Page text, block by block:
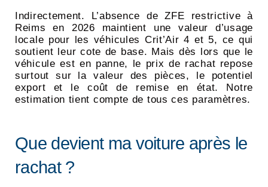
Indirectement. L’absence de ZFE restrictive à
Reims en 2026 maintient une valeur d’usage
locale pour les véhicules Crit’Air 4 et 5, ce qui
soutient leur cote de base. Mais dès lors que le
véhicule est en panne, le prix de rachat repose
surtout sur la valeur des pièces, le potentiel
export et le coût de remise en état. Notre
estimation tient compte de tous ces paramètres.
Que devient ma voiture après le
rachat ?